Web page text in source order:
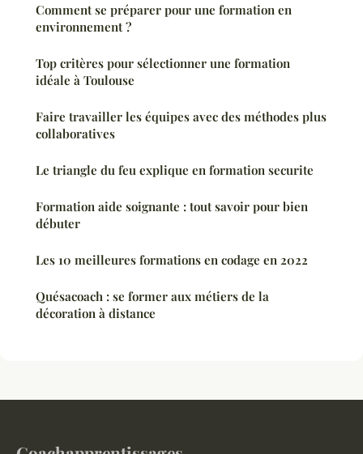
Comment se préparer pour une formation en
environnement ?
Top critères pour sélectionner une formation
idéale à Toulouse
Faire travailler les équipes avec des méthodes plus
collaboratives
Le triangle du feu explique en formation securite
Formation aide soignante : tout savoir pour bien
débuter
Les 10 meilleures formations en codage en 2022
Quésacoach : se former aux métiers de la
décoration à distance